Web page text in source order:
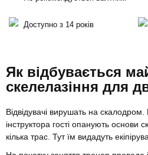
Доступно з 14 років
Як відбувається
скелелазіння для
Відвідувачі вирушать на скалодром.
інструктора гості опанують основи
кілька трас. Тут їм видадуть